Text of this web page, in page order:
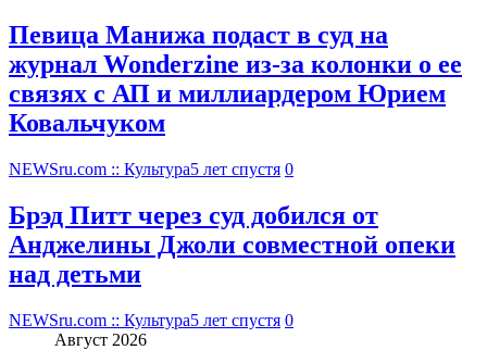
Певица Манижа подаст в суд на
журнал Wonderzine из-за колонки о ее
связях с АП и миллиардером Юрием
Ковальчуком
NEWSru.com :: Культура5 лет спустя 0
Брэд Питт через суд добился от
Анджелины Джоли совместной опеки
над детьми
NEWSru.com :: Культура5 лет спустя 0
Август 2026